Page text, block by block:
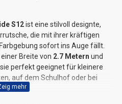
S12ist eine stilvoll designte,
die mit ihrer kräftigen
sofort ins Auge fällt.
einer Breite von 2.7 Metern und
perfekt geeignet für kleinere
auf dem Schulhof oder bei